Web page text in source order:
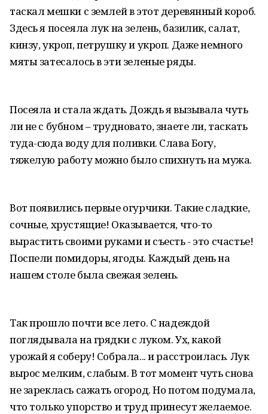
таскал мешки с землей в этот деревянный короб.
Здесь я посеяла лук на зелень, базилик, салат,
кинзу, укроп, петрушку и укроп. Даже немного
мяты затесалось в эти зеленые ряды.
Посеяла и стала ждать. Дождь я вызывала чуть
ли не с бубном – трудновато, знаете ли, таскать
туда-сюда воду для поливки. Слава Богу,
тяжелую работу можно было спихнуть на мужа.
Вот появились первые огурчики. Такие сладкие,
сочные, хрустящие! Оказывается, что-то
вырастить своими руками и съесть - это счастье!
Поспели помидоры, ягоды. Каждый день на
нашем столе была свежая зелень.
Так прошло почти все лето. С надеждой
поглядывала на грядки с луком. Ух, какой
урожай я соберу! Собрала... и расстроилась. Лук
вырос мелким, слабым. В тот момент чуть снова
не зареклась сажать огород. Но потом подумала,
что только упорство и труд принесут желаемое.